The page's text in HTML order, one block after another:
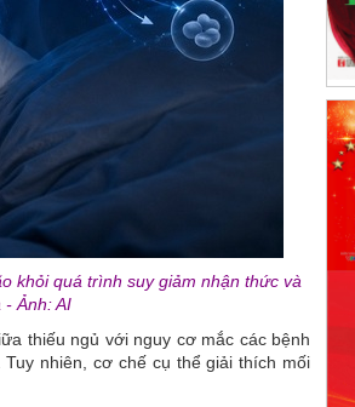
khỏi quá trình suy giảm nhận thức và
Ảnh: AI
thiếu ngủ với nguy cơ mắc các bệnh
nhiên, cơ chế cụ thể giải thích mối